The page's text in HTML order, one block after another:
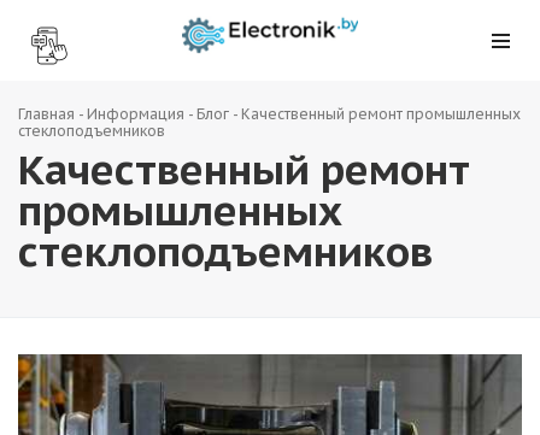
Главная - Информация - Блог - Качественный ремонт промышленных
стеклоподъемников
Качественный ремонт
промышленных
стеклоподъемников